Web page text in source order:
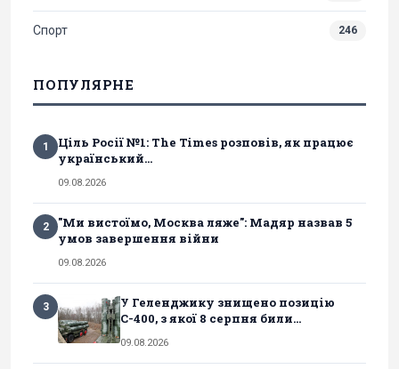
Спорт 246
ПОПУЛЯРНЕ
1
Ціль Росії №1: The Times розповів, як працює
український...
09.08.2026
2
"Ми вистоїмо, Москва ляже": Мадяр назвав 5
умов завершення війни
09.08.2026
3
У Геленджику знищено позицію
С-400, з якої 8 серпня били...
09.08.2026